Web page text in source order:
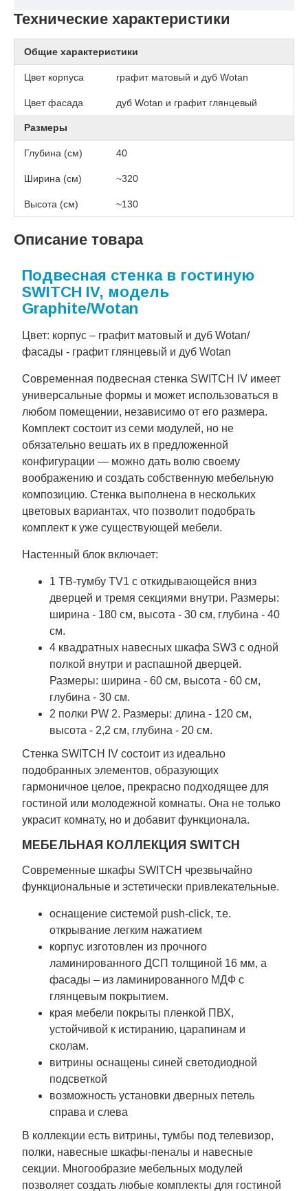
Технические характеристики
Общие характеристики
Цвет корпуса графит матовый и дуб Wotan
Цвет фасада дуб Wotan и графит глянцевый
Размеры
Глубина (см) 40
Ширина (см) ~320
Высота (см) ~130
Описание товара
Подвесная стенка в гостиную
SWITCH IV, модель
Graphite/Wotan
Цвет: корпус – графит матовый и дуб Wotan/
фасады - графит глянцевый и дуб Wotan
Современная подвесная стенка SWITCH IV имеет
универсальные формы и может использоваться в
любом помещении, независимо от его размера.
Комплект состоит из семи модулей, но не
обязательно вешать их в предложенной
конфигурации — можно дать волю своему
воображению и создать собственную мебельную
композицию. Стенка выполнена в нескольких
цветовых вариантах, что позволит подобрать
комплект к уже существующей мебели.
Настенный блок включает:
1 ТВ-тумбу TV1 с откидывающейся вниз
дверцей и тремя секциями внутри. Размеры:
ширина - 180 см, высота - 30 см, глубина - 40
см.
4 квадратных навесных шкафа SW3 с одной
полкой внутри и распашной дверцей.
Размеры: ширина - 60 см, высота - 60 см,
глубина - 30 см.
2 полки PW 2. Размеры: длина - 120 см,
высота - 2,2 см, глубина - 20 см.
Стенка SWITCH IV состоит из идеально
подобранных элементов, образующих
гармоничное целое, прекрасно подходящее для
гостиной или молодежной комнаты. Она не только
украсит комнату, но и добавит функционала.
МЕБЕЛЬНАЯ КОЛЛЕКЦИЯ SWITCH
Современные шкафы SWITCH чрезвычайно
функциональные и эстетически привлекательные.
оснащение системой push-click, т.е.
открывание легким нажатием
корпус изготовлен из прочного
ламинированного ДСП толщиной 16 мм, а
фасады – из ламинированного МДФ с
глянцевым покрытием.
края мебели покрыты пленкой ПВХ,
устойчивой к истиранию, царапинам и
сколам.
витрины оснащены синей светодиодной
подсветкой
возможность установки дверных петель
справа и слева
В коллекции есть витрины, тумбы под телевизор,
полки, навесные шкафы-пеналы и навесные
секции. Многообразие мебельных модулей
позволяет создать любые комплекты для гостиной